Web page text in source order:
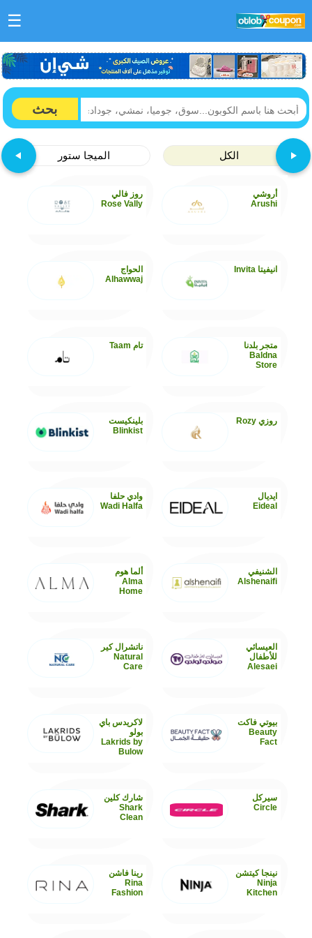
☰
بحث
الكل الميجا ستور
أروشي
Arushi
روز فالي
Rose Vally
انيفيتا Invita
الحواج
Alhawwaj
متجر بلدنا
Baldna
Store
تام Taam
روزي Rozy
بلينكيست
Blinkist
ايديال
Eideal
وادي حلفا
Wadi Halfa
الشنيفي
Alshenaifi
ألما هوم
Alma
Home
العيسائي
للأطفال
Alesaei
ناتشرال كير
Natural
Care
بيوتي فاكت
Beauty
Fact
لاكريدس باي
بولو
Lakrids by
Bulow
سيركل
Circle
شارك كلين
Shark
Clean
نينجا كيتشن
Ninja
Kitchen
رينا فاشن
Rina
Fashion